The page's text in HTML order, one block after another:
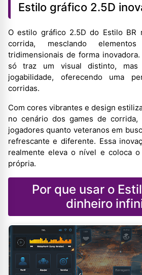
Estilo gráfico 2.5D
O estilo gráfico 2.5D do Estilo BR
corrida, mesclando
tridimensionais de forma
só traz um visual distinto, mas
jogabilidade, oferecendo uma
corridas.
Com cores vibrantes e design
no cenário dos games de corrida,
jogadores quanto veteranos em
refrescante e diferente. Essa
realmente eleva o nível e coloca
própria.
Por que usar o
dinheiro